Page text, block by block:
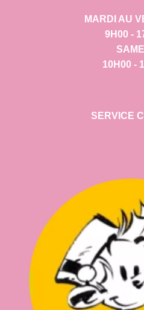
MARDI AU
9H00 -
10H00 -
SERVICE